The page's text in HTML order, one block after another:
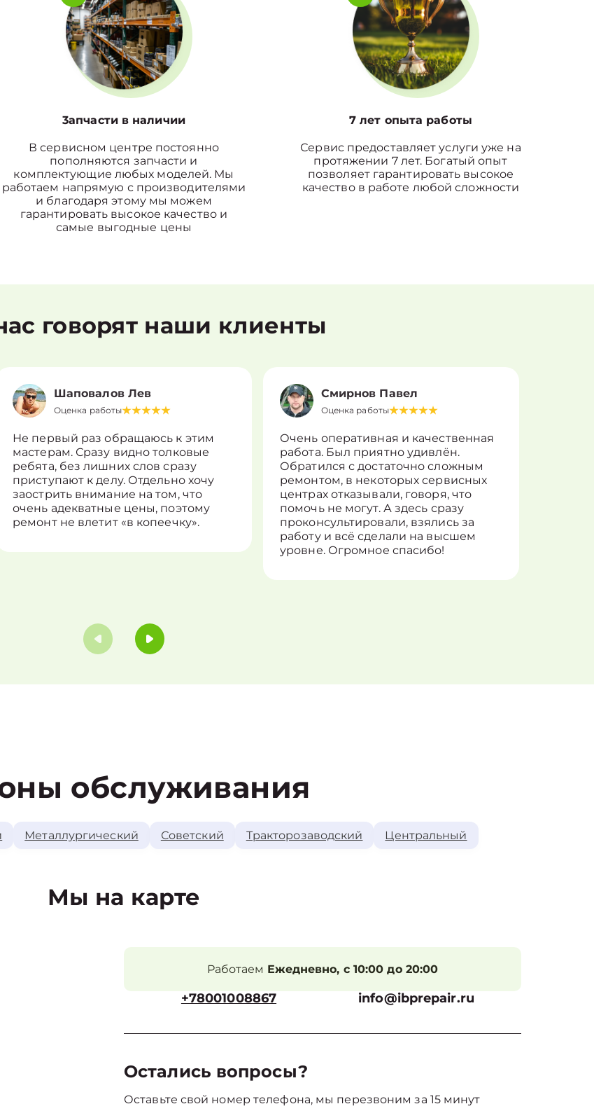
3апчасти в наличии
В сервисном центре постоянно
пополняются запчасти и
комплектующие любых моделей. Мы
работаем напрямую с производителями
и благодаря этому мы можем
гарантировать высокое качество и
самые выгодные цены
7 лет опыта работы
Сервис предоставляет услуги уже на
протяжении 7 лет. Богатый опыт
позволяет гарантировать высокое
качество в работе любой сложности
говорят наши клиенты
Шаповалов Лев
Оценка работы
Не первый раз обращаюсь к этим
мастерам. Сразу видно толковые
ребята, без лишних слов сразу
приступают к делу. Отдельно хочу
заострить внимание на том, что
очень адекватные цены, поэтому
ремонт не влетит «в копеечку».
Смирнов Павел
Оценка работы
Очень оперативная и качественная
работа. Был приятно удивлён.
Обратился с достаточно сложным
ремонтом, в некоторых сервисных
центрах отказывали, говоря, что
помочь не могут. А здесь сразу
проконсультировали, взялись за
работу и всё сделали на высшем
уровне. Огромное спасибо!
обслуживания
Металлургический Советский Тракторозаводский Центральный
Мы на карте
Работаем Ежедневно, с 10:00 до 20:00
+78001008867 info@ibprepair.ru
Остались вопросы?
Оставьте свой номер телефона, мы перезвоним за 15 минут